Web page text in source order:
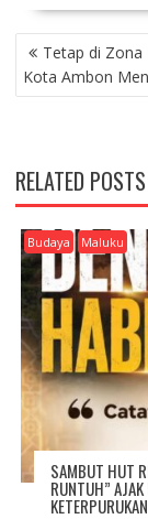
P
O
S
A
V
I
G
A
T
O
N
Tetap di Zona
Kota Ambon
RELATED POSTS
Budaya Maluku
SAMBUT HUT
RUNTUH”
KETERPURUKAN